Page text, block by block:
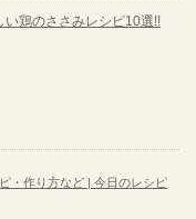
鶏のささみレシピ10選!!
・作り方など | 今日のレシピ